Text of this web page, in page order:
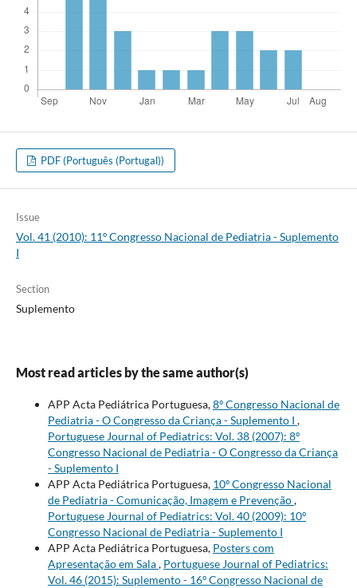
PDF (Português (Portugal))
Issue
Vol. 41 (2010): 11º Congresso Nacional de Pediatria - Suplemento
I
Section
Suplemento
Most read articles by the same author(s)
APP Acta Pediátrica Portuguesa,8º Congresso Nacional de
Pediatria - O Congresso da Criança - Suplemento I ,
Portuguese Journal of Pediatrics: Vol. 38 (2007): 8º
Congresso Nacional de Pediatria - O Congresso da Criança
- Suplemento I
APP Acta Pediátrica Portuguesa, 10º Congresso Nacional
de Pediatria - Comunicação, Imagem e Prevenção,
Portuguese Journal of Pediatrics: Vol. 40 (2009): 10º
Congresso Nacional de Pediatria - Suplemento I
APP Acta Pediátrica Portuguesa, Posters com
Apresentação em Sala, Portuguese Journal of Pediatrics:
Vol. 46 (2015): Suplemento - 16º Congresso Nacional de